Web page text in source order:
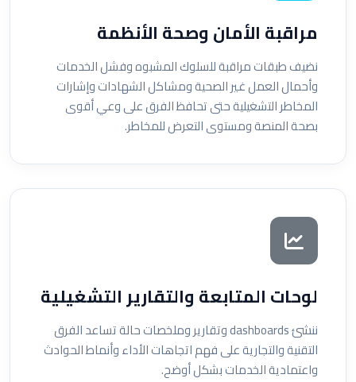
مراقبة الأمان وصحة الأنظمة
نضيف طبقات مراقبة للسلوك المشبوه وفشل الخدمات
وأحمال العمل غير الصحية ومشاكل الشهادات وإشارات
المخاطر التشغيلية حتى تحافظ الفرق على وعي أقوى
بصحة المنصة ومستوى التعرض للمخاطر.
لوحات المتابعة والتقارير التشغيلية
ننشئ dashboards وتقارير وملخصات حالة تساعد الفرق
التقنية والتجارية على فهم اتجاهات الأداء وأنماط الحوادث
واعتمادية الخدمات بشكل أوضح.